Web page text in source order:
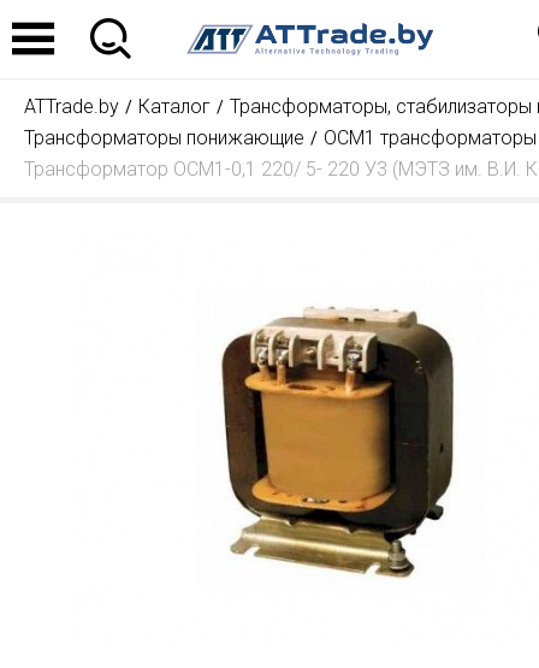
ATTrade.by Каталог
Трансформаторы, стабилизаторы
Трансформаторы понижающие
ОСМ1 трансформаторы
Трансформатор ОСМ1-0,1 220/ 5- 220 У3 (МЭТЗ им. В.И.